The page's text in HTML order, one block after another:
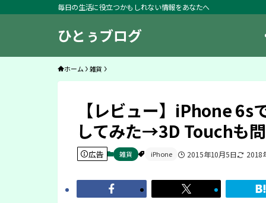
毎日の生活に役立つかもしれない情報をあなたへ
ひとぅブログ
ホーム 雑貨
【レビュー】iPhone 6s
してみた→3D Touchも
広告 雑貨 iPhone 2015年10月5日 2018